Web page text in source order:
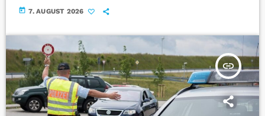
today 7. AUGUST 2026
insert_link